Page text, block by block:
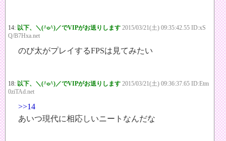
14: 以下、＼(^o^)／でVIPがお送りします 2015/03/21(土) 09:35:42.55 ID:xS
Q/B7Hxa.net
のび太がプレイするFPSは見てみたい
18: 以下、＼(^o^)／でVIPがお送りします 2015/03/21(土) 09:36:37.65 ID:Etm
0ziTAd.net
>>14
あいつ現代に相応しいニートなんだな